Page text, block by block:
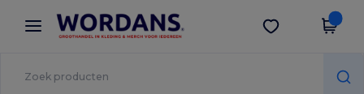
× Wordans-app
Betere prijzen in de app!
Download app